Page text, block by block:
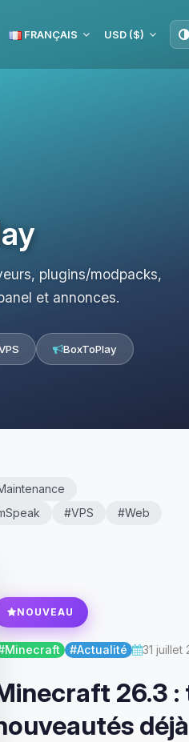
FRANÇAIS USD ($)
plugins/modpacks,
et annonces.
BoxToPlay
#VPS #Web
NOUVEAU
#Actualité 31 juillet
26.3 :